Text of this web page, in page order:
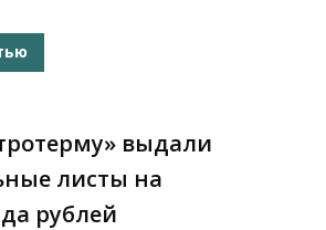
выдали
листы на
рублей